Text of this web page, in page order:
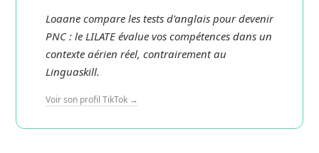
Loaane compare les tests d'anglais pour devenir
PNC : le LILATE évalue vos compétences dans un
contexte aérien réel, contrairement au
Linguaskill.
Voir son profil TikTok →